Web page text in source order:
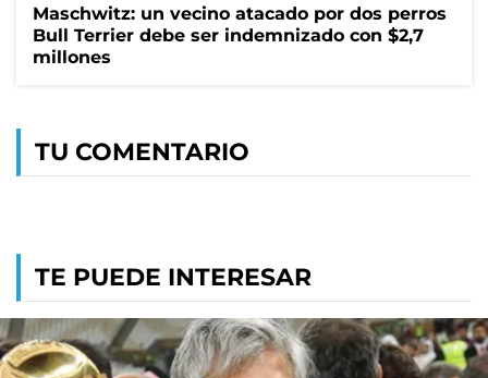
Maschwitz: un vecino atacado por dos perros
Bull Terrier debe ser indemnizado con $2,7
millones
TU COMENTARIO
TE PUEDE INTERESAR